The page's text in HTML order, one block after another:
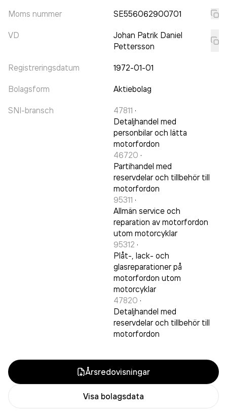
Moms nummer SE556062900701
VD
Johan Patrik Daniel
Pettersson
Registreringsdatum 1972-01-01
Bolagsform Aktiebolag
SNI-bransch 47811 ·
Detaljhandel med
personbilar och lätta
motorfordon
46720 ·
Partihandel med
reservdelar och tillbehör till
motorfordon
95311 ·
Allmän service och
reparation av motorfordon
utom motorcyklar
95312 ·
Plåt-, lack- och
glasreparationer på
motorfordon utom
motorcyklar
47820 ·
Detaljhandel med
reservdelar och tillbehör till
motorfordon
Årsredovisningar
Visa bolagsdata